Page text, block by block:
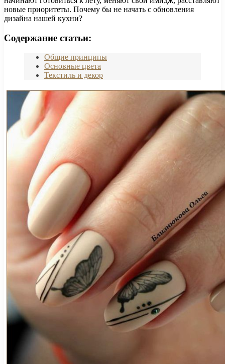
новые приоритеты. Почему бы не начать с обновления
дизайна нашей кухни?
Содержание статьи:
Общие принципы
Основные цвета
Текстиль и декор